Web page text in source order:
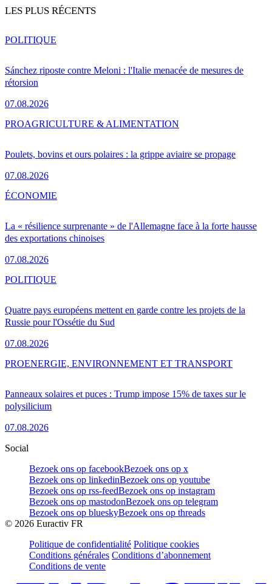
LES PLUS RÉCENTS
Sánchez riposte contre Meloni : l'Italie menacée de mesures de
rétorsion
07.08.2026
POLITIQUE
Poulets, bovins et ours polaires : la grippe aviaire se propage
07.08.2026
PROAGRICULTURE & ALIMENTATION
La « résilience surprenante » de l'Allemagne face à la forte hausse
des exportations chinoises
07.08.2026
ÉCONOMIE
Quatre pays européens mettent en garde contre les projets de la
Russie pour l'Ossétie du Sud
07.08.2026
POLITIQUE
Panneaux solaires et puces : Trump impose 15% de taxes sur le
polysilicium
07.08.2026
PROENERGIE, ENVIRONNEMENT ET TRANSPORT
Social
Bezoek ons op facebookBezoek ons op x
Bezoek ons op linkedinBezoek ons op youtube
Bezoek ons op rss-feedBezoek ons op instagram
Bezoek ons op mastodonBezoek ons op telegram
Bezoek ons op blueskyBezoek ons op threads
© 2026 Euractiv FR
Politique de confidentialité Politique cookies
Conditions générales Conditions d’abonnement
Conditions de vente